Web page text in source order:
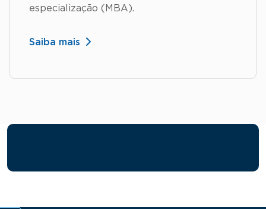
especialização (MBA).
Saiba mais